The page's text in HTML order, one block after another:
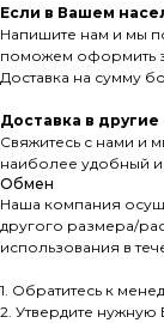
Если в Вашем
Напишите нам и мы
поможем оформить
Доставка на сумму
Доставка в
Свяжитесь с нами и
наиболее удобный и
Обмен
Наша компания
другого размера/
использования в
1. Обратитесь к
2. Утвердите нужную